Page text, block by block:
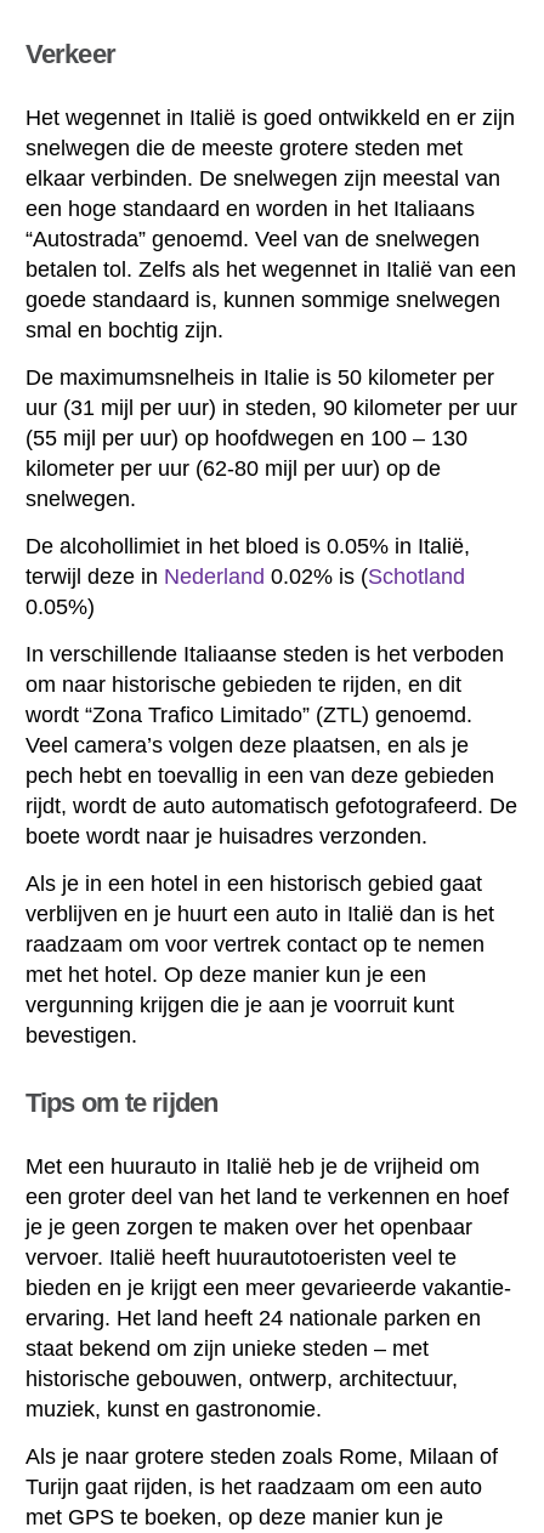
Verkeer
Het wegennet in Italië is goed ontwikkeld en er zijn
snelwegen die de meeste grotere steden met
elkaar verbinden. De snelwegen zijn meestal van
een hoge standaard en worden in het Italiaans
“Autostrada” genoemd. Veel van de snelwegen
betalen tol. Zelfs als het wegennet in Italië van een
goede standaard is, kunnen sommige snelwegen
smal en bochtig zijn.
De maximumsnelheis in Italie is 50 kilometer per
uur (31 mijl per uur) in steden, 90 kilometer per uur
(55 mijl per uur) op hoofdwegen en 100 – 130
kilometer per uur (62-80 mijl per uur) op de
snelwegen.
De alcohollimiet in het bloed is 0.05% in Italië,
terwijl deze in Nederland 0.02% is (Schotland
0.05%)
In verschillende Italiaanse steden is het verboden
om naar historische gebieden te rijden, en dit
wordt “Zona Trafico Limitado” (ZTL) genoemd.
Veel camera’s volgen deze plaatsen, en als je
pech hebt en toevallig in een van deze gebieden
rijdt, wordt de auto automatisch gefotografeerd. De
boete wordt naar je huisadres verzonden.
Als je in een hotel in een historisch gebied gaat
verblijven en je huurt een auto in Italië dan is het
raadzaam om voor vertrek contact op te nemen
met het hotel. Op deze manier kun je een
vergunning krijgen die je aan je voorruit kunt
bevestigen.
Tips om te rijden
Met een huurauto in Italië heb je de vrijheid om
een groter deel van het land te verkennen en hoef
je je geen zorgen te maken over het openbaar
vervoer. Italië heeft huurautotoeristen veel te
bieden en je krijgt een meer gevarieerde vakantie-
ervaring. Het land heeft 24 nationale parken en
staat bekend om zijn unieke steden – met
historische gebouwen, ontwerp, architectuur,
muziek, kunst en gastronomie.
Als je naar grotere steden zoals Rome, Milaan of
Turijn gaat rijden, is het raadzaam om een auto
met GPS te boeken, op deze manier kun je